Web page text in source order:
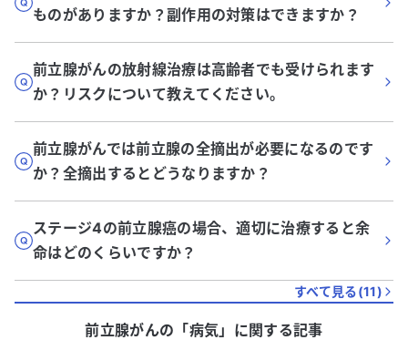
ものがありますか？副作用の対策はできますか？
前立腺がんの放射線治療は高齢者でも受けられます
か？リスクについて教えてください。
前立腺がんでは前立腺の全摘出が必要になるのです
か？全摘出するとどうなりますか？
ステージ4の前立腺癌の場合、適切に治療すると余
命はどのくらいですか？
すべて見る(11)
前立腺がんの「病気」に関する記事